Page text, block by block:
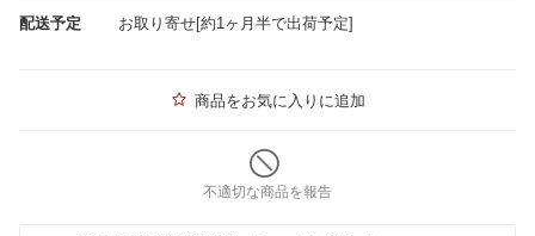
配送予定 お取り寄せ[約1ヶ月半で出荷予定]
商品をお気に入りに追加
不適切な商品を報告